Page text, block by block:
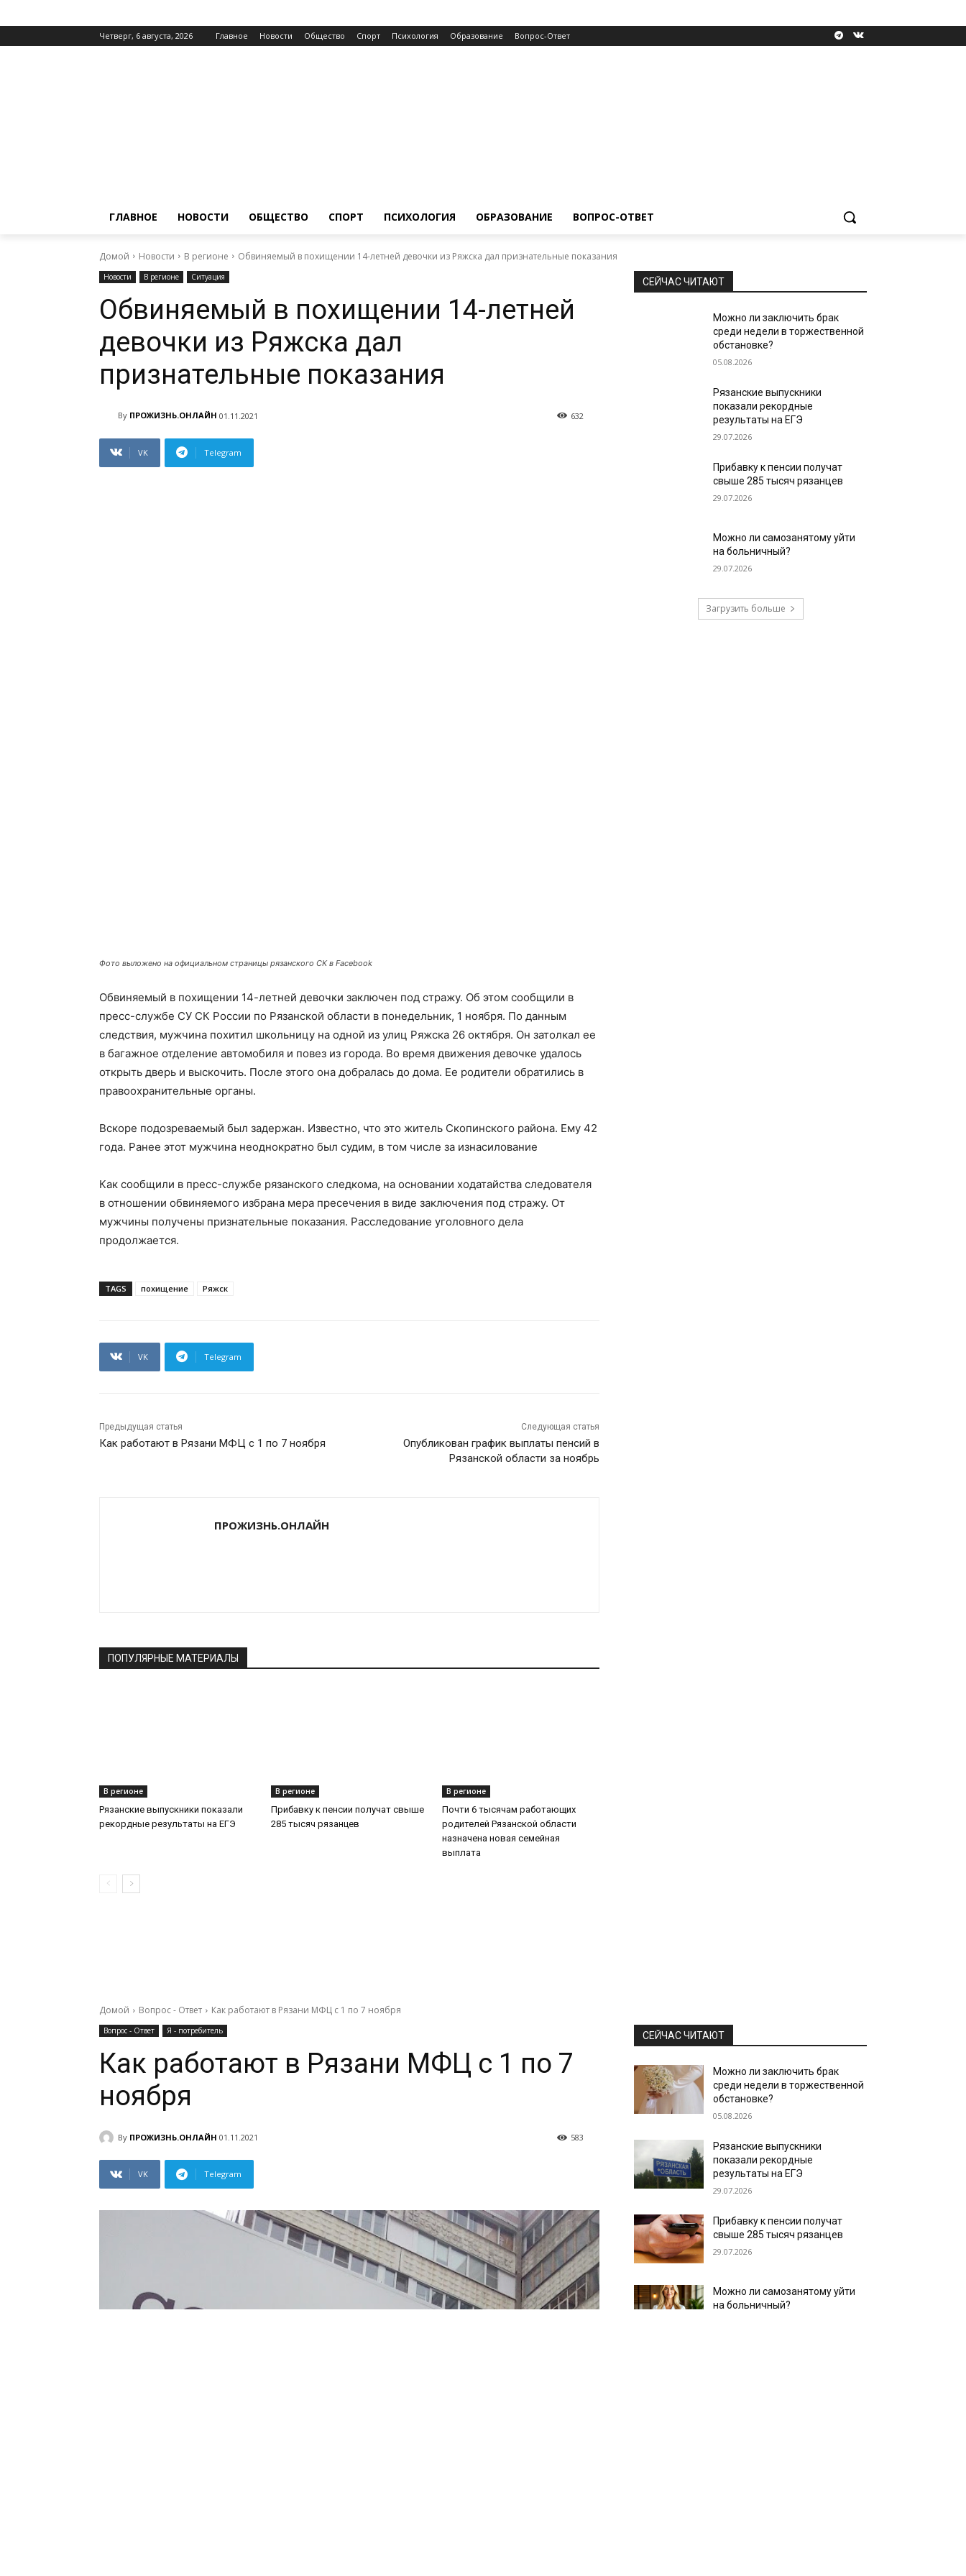
Четверг, 6 августа, 2026 Главное Новости Общество Спорт Психология Образование Вопрос-Ответ
ГЛАВНОЕ НОВОСТИ ОБЩЕСТВО СПОРТ ПСИХОЛОГИЯ ОБРАЗОВАНИЕ ВОПРОС-ОТВЕТ
Домой Новости В регионе Обвиняемый в похищении 14-летней девочки из Ряжска дал признательные показания
Новости В регионе Ситуация
Обвиняемый в похищении 14-летней
девочки из Ряжска дал
признательные показания
By ПРОЖИЗНЬ.ОНЛАЙН 01.11.2021 632
VK Telegram
Фото выложено на официальном страницы рязанского СК в Facebook
Обвиняемый в похищении 14-летней девочки заключен под стражу. Об этом сообщили в
пресс-службе СУ СК России по Рязанской области в понедельник, 1 ноября. По данным
следствия, мужчина похитил школьницу на одной из улиц Ряжска 26 октября. Он затолкал ее
в багажное отделение автомобиля и повез из города. Во время движения девочке удалось
открыть дверь и выскочить. После этого она добралась до дома. Ее родители обратились в
правоохранительные органы.
Вскоре подозреваемый был задержан. Известно, что это житель Скопинского района. Ему 42
года. Ранее этот мужчина неоднократно был судим, в том числе за изнасилование
Как сообщили в пресс-службе рязанского следкома, на основании ходатайства следователя
в отношении обвиняемого избрана мера пресечения в виде заключения под стражу. От
мужчины получены признательные показания. Расследование уголовного дела
продолжается.
TAGS похищение Ряжск
VK Telegram
Предыдущая статья
Как работают в Рязани МФЦ с 1 по 7 ноября
Следующая статья
Опубликован график выплаты пенсий в
Рязанской области за ноябрь
ПРОЖИЗНЬ.ОНЛАЙН
ПОПУЛЯРНЫЕ МАТЕРИАЛЫ
В регионе
Рязанские выпускники показали
рекордные результаты на ЕГЭ
В регионе
Прибавку к пенсии получат свыше
285 тысяч рязанцев
В регионе
Почти 6 тысячам работающих
родителей Рязанской области
назначена новая семейная
выплата
СЕЙЧАС ЧИТАЮТ
Можно ли заключить брак
среди недели в торжественной
обстановке?
05.08.2026
Рязанские выпускники
показали рекордные
результаты на ЕГЭ
29.07.2026
Прибавку к пенсии получат
свыше 285 тысяч рязанцев
29.07.2026
Можно ли самозанятому уйти
на больничный?
29.07.2026
Загрузить больше